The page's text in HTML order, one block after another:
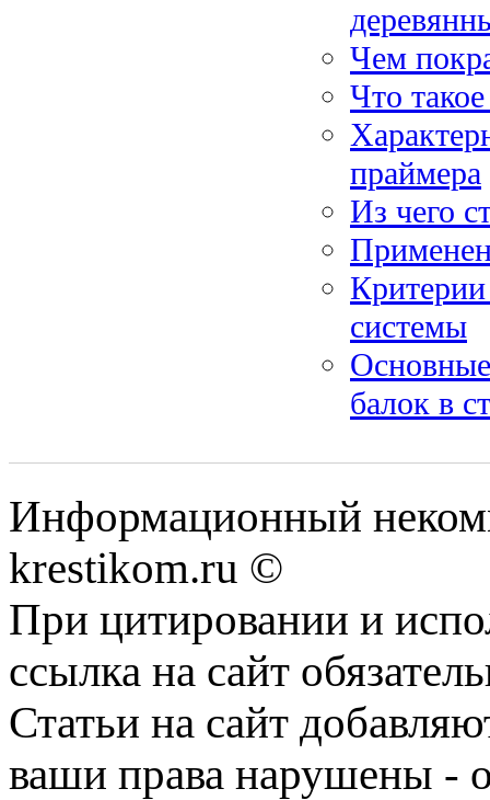
Чем
Что
праймера
Из чего
системы
балок в
Информационный
krestikom.ru ©
При цитировании и
ссылка на сайт
Статьи на сайт
ваши права нарушены -